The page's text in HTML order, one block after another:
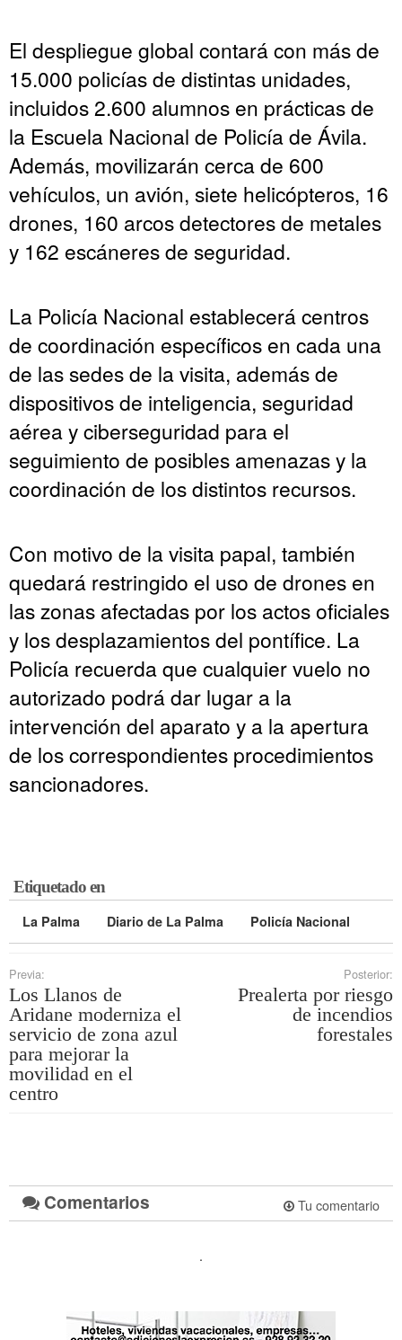
El despliegue global contará con más de
15.000 policías de distintas unidades,
incluidos 2.600 alumnos en prácticas de
la Escuela Nacional de Policía de Ávila.
Además, movilizarán cerca de 600
vehículos, un avión, siete helicópteros, 16
drones, 160 arcos detectores de metales
y 162 escáneres de seguridad.
La Policía Nacional establecerá centros
de coordinación específicos en cada una
de las sedes de la visita, además de
dispositivos de inteligencia, seguridad
aérea y ciberseguridad para el
seguimiento de posibles amenazas y la
coordinación de los distintos recursos.
Con motivo de la visita papal, también
quedará restringido el uso de drones en
las zonas afectadas por los actos oficiales
y los desplazamientos del pontífice. La
Policía recuerda que cualquier vuelo no
autorizado podrá dar lugar a la
intervención del aparato y a la apertura
de los correspondientes procedimientos
sancionadores.
Etiquetado en
La Palma Diario de La Palma Policía Nacional
Previa:
Los Llanos de
Aridane moderniza el
servicio de zona azul
para mejorar la
movilidad en el
centro
Posterior:
Prealerta por riesgo
de incendios
forestales
Comentarios Tu comentario
.